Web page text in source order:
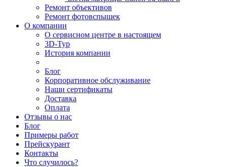
Ремонт объективов
Ремонт фотовспышек
О компании
О сервисном центре в настоящем
3D-Тур
История компании
Блог
Корпоративное обслуживание
Наши сертификаты
Доставка
Оплата
Отзывы о нас
Блог
Примеры работ
Прейскурант
Контакты
Что случилось?